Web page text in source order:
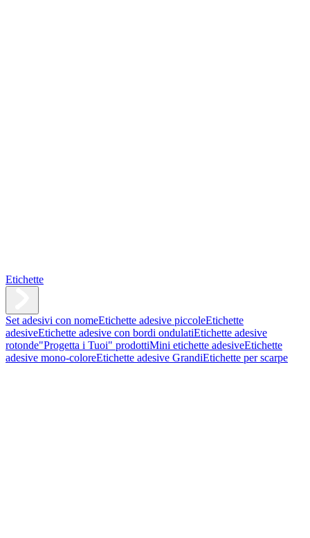
Etichette
Set adesivi con nomeEtichette adesive piccoleEtichette
adesiveEtichette adesive con bordi ondulatiEtichette adesive
rotonde"Progetta i Tuoi" prodottiMini etichette adesiveEtichette
adesive mono-coloreEtichette adesive GrandiEtichette per scarpe